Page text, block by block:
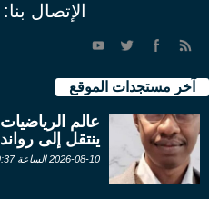
الإتصال بنا:
آخر مستجدات الموقع
عالم
ينتقل إلى
2026-08-10 الساعة 19:37